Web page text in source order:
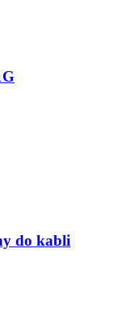
do kabli